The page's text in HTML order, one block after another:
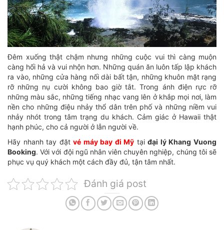
Đêm xuống thật chậm nhưng những cuộc vui thì càng muộn
càng hối hả và vui nhộn hơn. Những quán ăn luôn tấp lập khách
ra vào, những cửa hàng nối dài bất tận, những khuôn mặt rạng
rỡ những nụ cười không bao giờ tắt. Trong ánh điện rực rỡ
những màu sắc, những tiếng nhạc vang lên ở khắp mọi nơi, làm
nền cho những điệu nhảy thổ dân trên phố và những niềm vui
nhảy nhót trong tâm trạng du khách. Cảm giác ở Hawaii thật
hạnh phúc, cho cả người ở lẫn người về.
Hãy nhanh tay đặtvé máy bay đi Mỹ tạiđại lý Khang Vuong
Booking. Với với đội ngũ nhân viên chuyên nghiệp, chúng tôi sẽ
phục vụ quý khách một cách đầy đủ, tận tâm nhất.
Đánh giá post